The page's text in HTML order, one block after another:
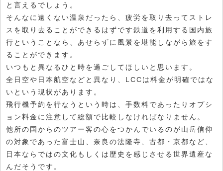
と言えるでしょう。
そんなに遠くない温泉だったら、疲労を取り去ってストレ
スを取り去ることができるはずです鉄道を利用する国内旅
行ということなら、あせらずに風景を堪能しながら旅をす
ることができます。
いつもと異なるひと時を過ごしてほしいと思います。
全日空や日本航空などと異なり、LCCは料金が明確ではな
いという現状があります。
飛行機予約を行なうという時は、手数料であったりオプシ
ョン料金に注意して総額で比較しなければなりません。
他所の国からのツアー客の心をつかんでいるのが山岳信仰
の対象であった富士山、奈良の法隆寺、古都・京都など、
日本ならではの文化もしくは歴史を感じさせる世界遺産な
んだそうです。